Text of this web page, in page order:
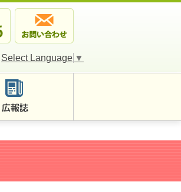
Select Language ▼